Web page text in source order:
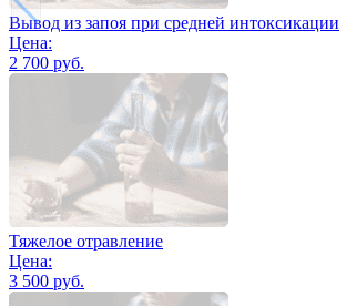
Вывод из запоя при средней интоксикации
Цена:
2 700 руб.
Тяжелое отравление
Цена:
3 500 руб.